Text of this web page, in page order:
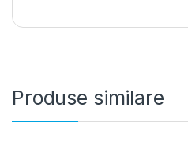
Produse similare